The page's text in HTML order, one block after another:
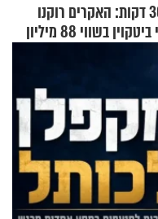
תוך 30 דקות: האקרים רוקנו
ארנקי ביטקוין בשווי 88 מיליון